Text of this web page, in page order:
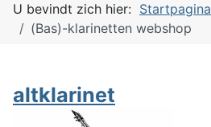
U bevindt zich hier: Startpagina
(Bas)-klarinetten webshop
altklarinet